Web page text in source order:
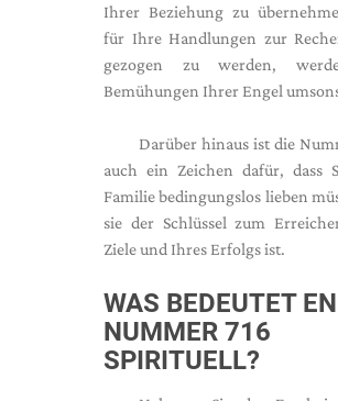
Ihrer Beziehung zu
für Ihre Handlungen zur
gezogen zu werden,
Bemühungen Ihrer Engel
Darüber hinaus ist die
auch ein Zeichen dafür, dass
Familie bedingungslos lieben
sie der Schlüssel zum
Ziele und Ihres Erfolgs ist.
WAS BEDEUTET
NUMMER 716
SPIRITUELL?